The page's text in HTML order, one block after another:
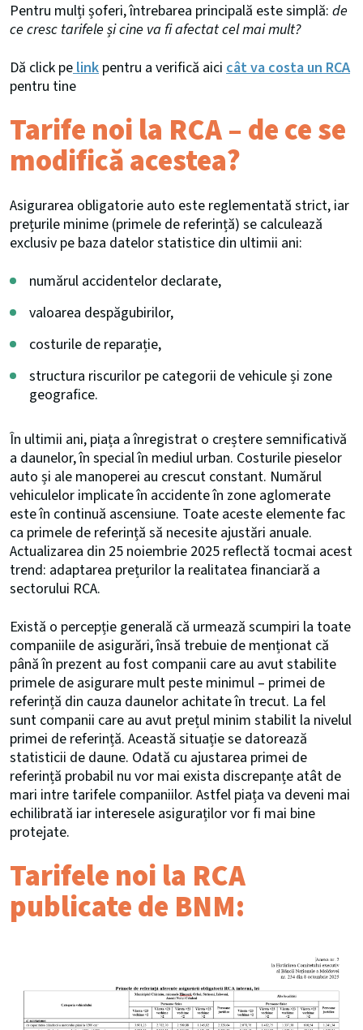
Pentru mulți șoferi, întrebarea principală este simplă: de
ce cresc tarifele și cine va fi afectat cel mai mult?
Dă click pelink pentru a verifică aici cât va costa un RCA
pentru tine
Tarife noi la RCA – de ce se
modifică acestea?
Asigurarea obligatorie auto este reglementată strict, iar
prețurile minime (primele de referință) se calculează
exclusiv pe baza datelor statistice din ultimii ani:
numărul accidentelor declarate,
valoarea despăgubirilor,
costurile de reparație,
structura riscurilor pe categorii de vehicule și zone
geografice.
În ultimii ani, piața a înregistrat o creștere semnificativă
a daunelor, în special în mediul urban. Costurile pieselor
auto și ale manoperei au crescut constant. Numărul
vehiculelor implicate în accidente în zone aglomerate
este în continuă ascensiune. Toate aceste elemente fac
ca primele de referință să necesite ajustări anuale.
Actualizarea din 25 noiembrie 2025 reflectă tocmai acest
trend: adaptarea prețurilor la realitatea financiară a
sectorului RCA.
Există o percepție generală că urmează scumpiri la toate
companiile de asigurări, însă trebuie de menționat că
până în prezent au fost companii care au avut stabilite
primele de asigurare mult peste minimul – primei de
referință din cauza daunelor achitate în trecut. La fel
sunt companii care au avut prețul minim stabilit la nivelul
primei de referință. Această situație se datorează
statisticii de daune. Odată cu ajustarea primei de
referință probabil nu vor mai exista discrepanțe atât de
mari intre tarifele companiilor. Astfel piața va deveni mai
echilibrată iar interesele asiguraților vor fi mai bine
protejate.
Tarifele noi la RCA
publicate de BNM: